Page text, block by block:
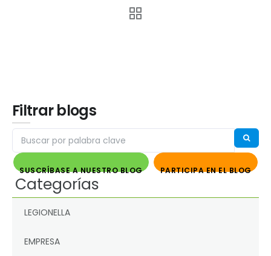
Filtrar blogs
SUSCRÍBASE A NUESTRO BLOG PARTICIPA EN EL BLOG
Categorías
LEGIONELLA
EMPRESA